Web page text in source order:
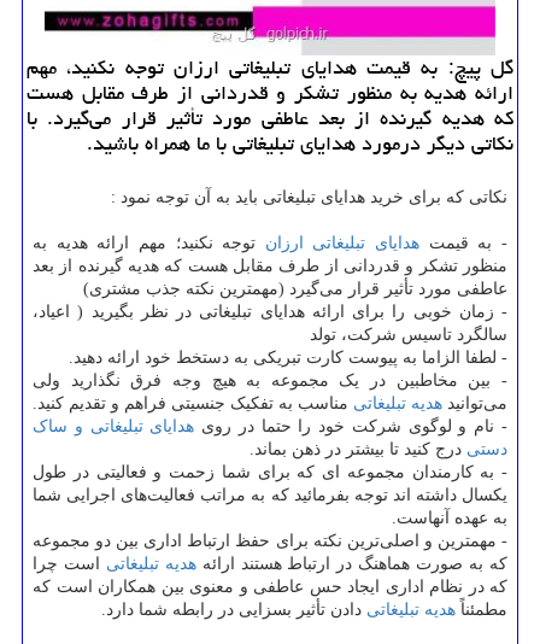
گل پیچ: به قیمت هدایای تبلیغاتی ارزان توجه نكنید، مهم
ارائه هدیه به منظور تشكر و قدردانی از طرف مقابل هست
كه هدیه گیرنده از بعد عاطفی مورد تأثیر قرار می‌گیرد. با
نكاتی دیگر درمورد هدایای تبلیغاتی با ما همراه باشید.
نکاتی که برای خرید هدایای تبلیغاتی باید به آن توجه نمود :
- به قیمت هدایای تبلیغاتی ارزان توجه نکنید؛ مهم ارائه هدیه به
منظور تشکر و قدردانی از طرف مقابل هست که هدیه گیرنده از بعد
عاطفی مورد تأثیر قرار می‌گیرد (مهمترین نکته جذب مشتری)
- زمان خوبی را برای ارائه هدایای تبلیغاتی در نظر بگیرید ( اعیاد،
سالگرد تاسیس شرکت، تولد
- لطفا الزاما به پیوست کارت تبریکی به دستخط خود ارائه دهید.
- بین مخاطبین در یک مجموعه به هیچ وجه فرق نگذارید ولی
می‌توانید هدیه تبلیغاتی مناسب به تفکیک جنسیتی فراهم و تقدیم کنید.
- نام و لوگوی شرکت خود را حتما در روی هدایای تبلیغاتی و ساک
دستی درج کنید تا بیشتر در ذهن بماند.
- به کارمندان مجموعه ای که برای شما زحمت و فعالیتی در طول
یکسال داشته اند توجه بفرمائید که به مراتب فعالیت‌های اجرایی شما
به عهده آنهاست.
- مهمترین و اصلی‌ترین نکته برای حفظ ارتباط اداری بین دو مجموعه
که به صورت هماهنگ در ارتباط هستند ارائه هدیه تبلیغاتی است چرا
که در نظام اداری ایجاد حس عاطفی و معنوی بین همکاران است که
مطمئناً هدیه تبلیغاتی دادن تأثیر بسزایی در رابطه شما دارد.